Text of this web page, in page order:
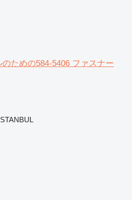
ための584-5406 ファスナー